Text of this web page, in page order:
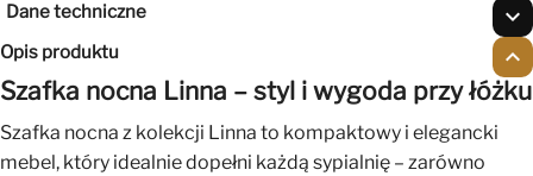
Dane techniczne expand_more
Opis produktu expand_less
Szafka nocna Linna – styl i wygoda przy łóżku
Szafka nocna z kolekcji Linna to kompaktowy i elegancki
mebel, który idealnie dopełni każdą sypialnię – zarówno